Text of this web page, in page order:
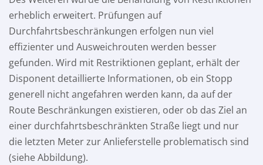
erheblich erweitert. Prüfungen auf
Durchfahrtsbeschränkungen erfolgen nun viel
effizienter und Ausweichrouten werden besser
gefunden. Wird mit Restriktionen geplant, erhält der
Disponent detaillierte Informationen, ob ein Stopp
generell nicht angefahren werden kann, da auf der
Route Beschränkungen existieren, oder ob das Ziel an
einer durchfahrtsbeschränkten Straße liegt und nur
die letzten Meter zur Anlieferstelle problematisch sind
(siehe Abbildung).